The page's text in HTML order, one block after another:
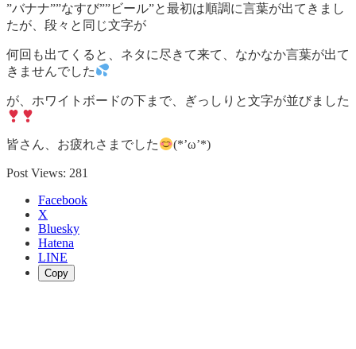
”バナナ””なすび””ビール”と最初は順調に言葉が出てきまし
たが、段々と同じ文字が
何回も出てくると、ネタに尽きて来て、なかなか言葉が出て
きませんでした
が、ホワイトボードの下まで、ぎっしりと文字が並びました
皆さん、お疲れさまでした (*’ω’*)
Post Views: 281
Facebook
X
Bluesky
Hatena
LINE
Copy